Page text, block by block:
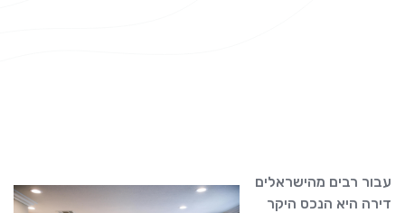
עבור רבים מהישראלים
דירה היא הנכס היקר